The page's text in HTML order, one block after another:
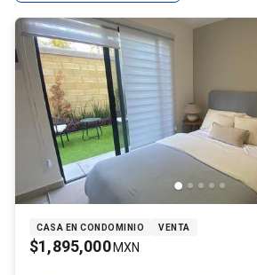
CASA EN CONDOMINIO VENTA
$1,895,000 MXN